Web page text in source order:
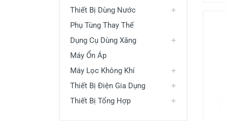
Thiết Bị Dùng Nước
Phụ Tùng Thay Thế
Dụng Cụ Dùng Xăng
Máy Ổn Áp
Máy Lọc Không Khí
Thiết Bị Điện Gia Dụng
Thiết Bị Tổng Hợp